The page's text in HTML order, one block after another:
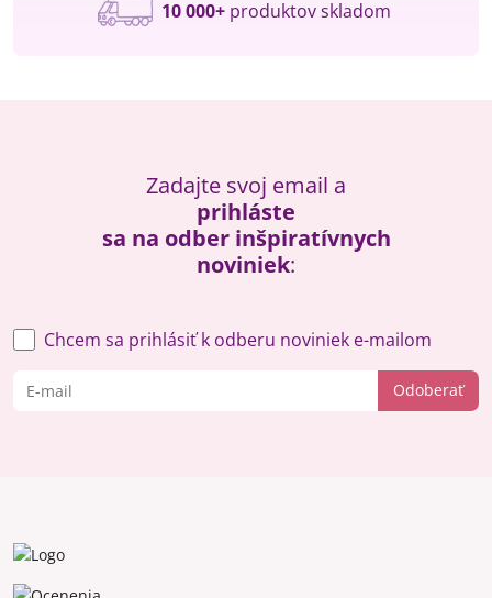
10 000+produktov skladom
Zadajte svoj email a
prihláste
sa na odber inšpiratívnych
noviniek:
Odoberať
Chcem sa prihlásiť k odberu noviniek e-mailom